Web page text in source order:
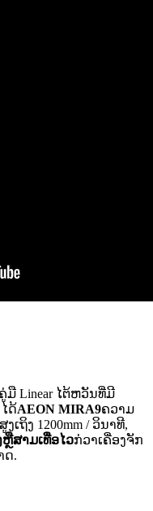
ມື Linear ໄຕ້ຫວັນທີ່ມີ
ດ້AEON MIRA9ຄວາມ​
ຖິງ 1200mm / ວິ​ນາ​ທີ​,
ຫຼືສາມເທື່ອໄວກ່ວາເຄື່ອງຈັກ
ດ.